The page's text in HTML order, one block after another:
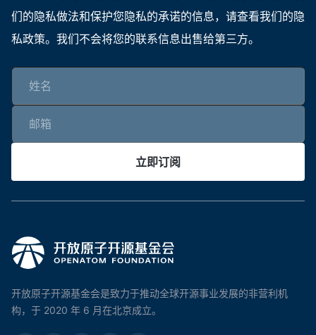
们的隐私做法和保护您隐私的承诺的信息，请查看我们的隐
私政策。我们不会将您的联系信息出售给第三方。
立即订阅
开放原子开源基金会是致力于推动全球开源事业发展的非营利机
构，于 2020 年 6 月在北京成立。